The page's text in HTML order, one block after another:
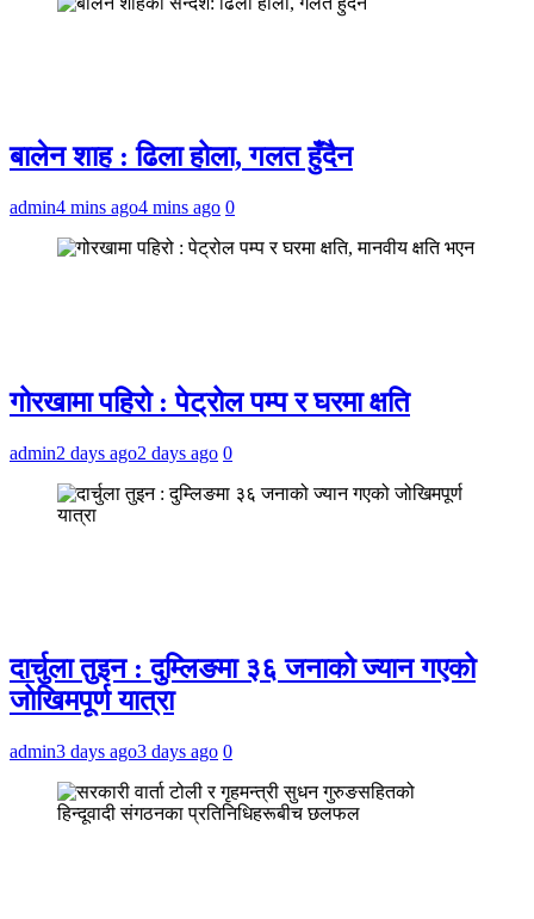
बालेन शाह : ढिला होला, गलत हुँदैन
admin4 mins ago4 mins ago 0
गोरखामा पहिरो : पेट्रोल पम्प र घरमा क्षति
admin2 days ago2 days ago 0
दार्चुला तुइन : दुम्लिङमा ३६ जनाको ज्यान गएको
जोखिमपूर्ण यात्रा
admin3 days ago3 days ago 0